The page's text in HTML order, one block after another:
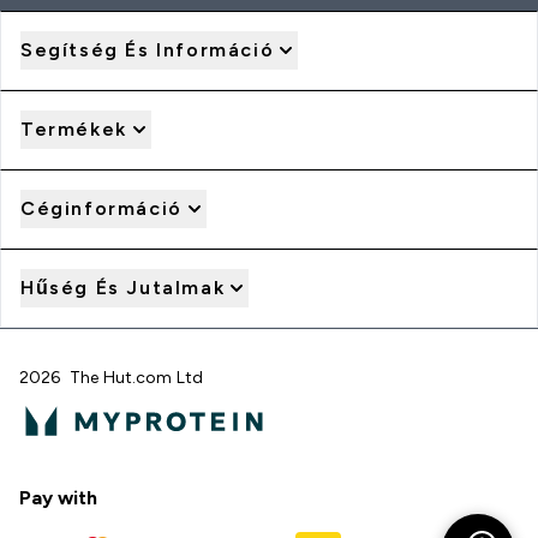
Segítség És Információ
Termékek
Céginformáció
Hűség És Jutalmak
2026 The Hut.com Ltd
Pay with